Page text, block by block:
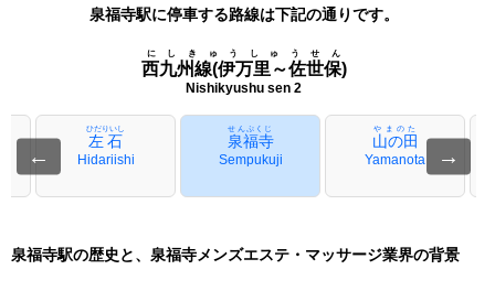
泉福寺駅に停車する路線は下記の通りです。
西九州線(伊万里～佐世保)
にしきゅうしゅうせん
Nishikyushu sen 2
←
左石
ひだりいし
Hidariishi
泉福寺
せんぷくじ
Sempukuji
山の田
やまのた
Yamanota →
泉福寺駅の歴史と、泉福寺メンズエステ・マッサージ業界の背景